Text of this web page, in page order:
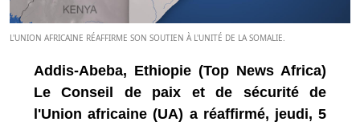
L'UNION AFRICAINE RÉAFFIRME SON SOUTIEN À L'UNITÉ DE LA SOMALIE.
Addis-Abeba, Ethiopie (Top News Africa)
Le Conseil de paix et de sécurité de
l'Union africaine (UA) a réaffirmé, jeudi, 5